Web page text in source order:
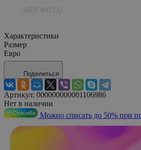
Характеристики
Размер
Евро
Поделиться
Артикул: 000000000001106986
Нет в наличии
Можно списать до 50% при